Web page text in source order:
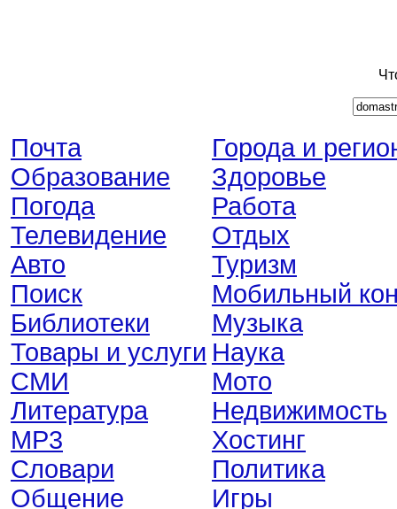
Почта
Образование
Погода
Телевидение
Авто
Поиск
Библиотеки
Товары и услуги
СМИ
Литература
MP3
Словари
Общение
Города и
Здоровье
Работа
Отдых
Туризм
Мобильный
Музыка
Наука
Мото
Недвижимость
Хостинг
Политика
Игры